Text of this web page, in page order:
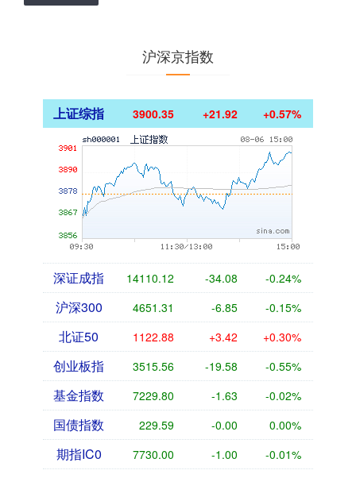
沪深京指数
上证综指 3900.35 +21.92 +0.57%
深证成指 14110.12 -34.08 -0.24%
沪深300 4651.31 -6.85 -0.15%
北证50 1122.88 +3.42 +0.30%
创业板指 3515.56 -19.58 -0.55%
基金指数 7229.80 -1.63 -0.02%
国债指数 229.59 -0.00 0.00%
期指IC0 7730.00 -1.00 -0.01%